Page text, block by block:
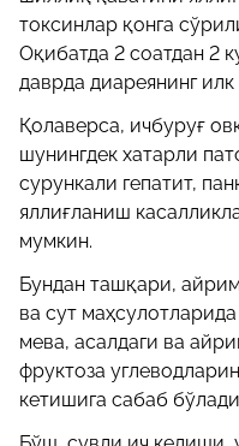
токсинлар қонга
Оқибатда 2 соатдан 2
даврда диареянинг
Қолаверса, ичбуруғ
шунингдек хатарли
сурункали гепатит,
яллиғланиш
мумкин.
Бундан ташқари,
ва сут
мева, асалдаги ва
фруктоза
кетишига сабаб